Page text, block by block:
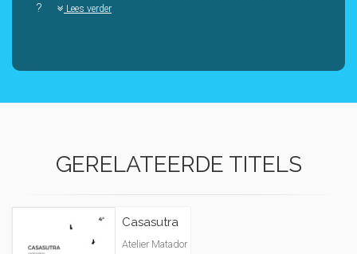
?
Lees verder
GERELATEERDE TITELS
Casasutra
Atelier Matador